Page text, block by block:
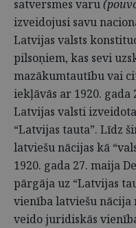
satversmes varu
izveidojusi savu
Latvijas valsts
pilsoņiem, kas sevi
mazākumtautību vai
iekļāvās ar 1920.
Latvijas valsti
“Latvijas tauta”. Līdz
latviešu nācijas kā
1920. gada 27. maija
pārgāja uz “Latvijas
vienība latviešu nācija
veido juridiskās